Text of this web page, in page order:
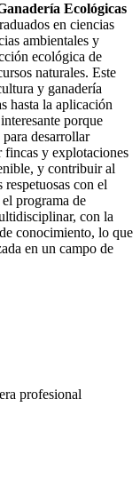
Ecológicas
en ciencias
ambientales y
ecológica de
naturales. Este
y ganadería
hasta la aplicación
porque
desarrollar
fincas y explotaciones
y contribuir al
con el
programa de
con la
conocimiento, lo que
en un campo de
profesional